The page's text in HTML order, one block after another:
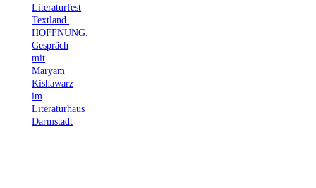
Literaturfest
Textland.
HOFFNUNG.
Gespräch
mit
Maryam
Kishawarz
im
Literaturhaus
Darmstadt